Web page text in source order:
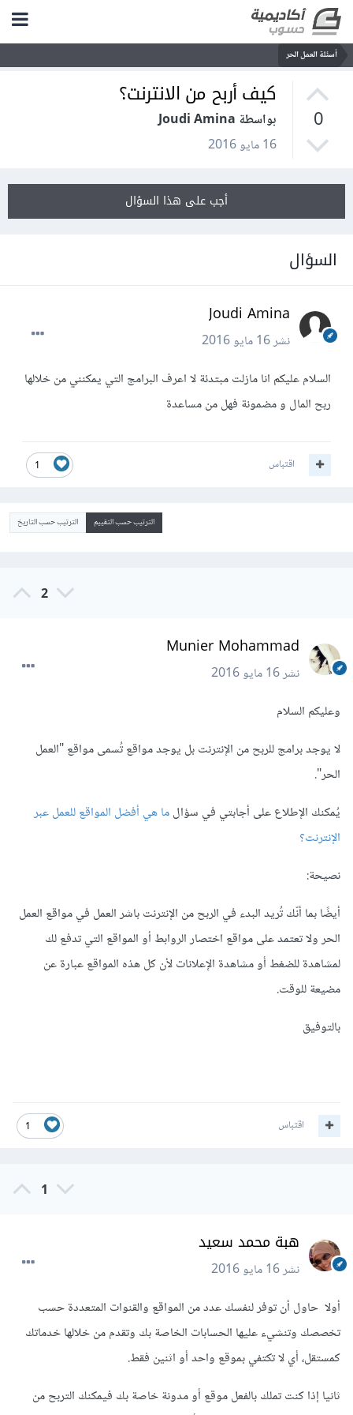
أسئلة العمل الحر
0
كيف أربح من الانترنت؟
بواسطة Joudi Amina
16 مايو 2016
أجب على هذا السؤال
السؤال
Joudi Amina
نشر16 مايو 2016
السلام عليكم انا مازلت مبتدئة لا اعرف البرامج التي يمكنني من خلالها
ربح المال و مضمونة فهل من مساعدة
1 اقتباس
الترتيب حسب التقييم الترتيب حسب التاريخ
2
Munier Mohammad
نشر16 مايو 2016
وعليكم السلام
لا يوجد برامج للربح من الإنترنت بل يوجد مواقع تُسمى مواقع "العمل
الحر".
يُمكنك الإطلاع على أجابتي في سؤالما هي أفضل المواقع للعمل عبر
الإنترنت؟
نصيحة:
أيضًا بما أنّك تُريد البدء في الربح من الإنترنت باشر العمل في مواقع العمل
الحر ولا تعتمد على مواقع اختصار الروابط أو المواقع التي تدفع لك
لمشاهدة للضغط أو مشاهدة الإعلانات لأن كل هذه المواقع عبارة عن
مضيعة للوقت.
بالتوفيق
1 اقتباس
1
هبة محمد سعيد
نشر16 مايو 2016
أولا حاول أن توفر لنفسك عدد من المواقع والقنوات المتعددة حسب
تخصصك وتنشيء عليها الحسابات الخاصة بك وتقدم من خلالها خدماتك
كمستقل، أي لا تكتفي بموقع واحد أو اثنين فقط.
ثانيا إذا كنت تملك بالفعل موقع أو مدونة خاصة بك فيمكنك التربح من